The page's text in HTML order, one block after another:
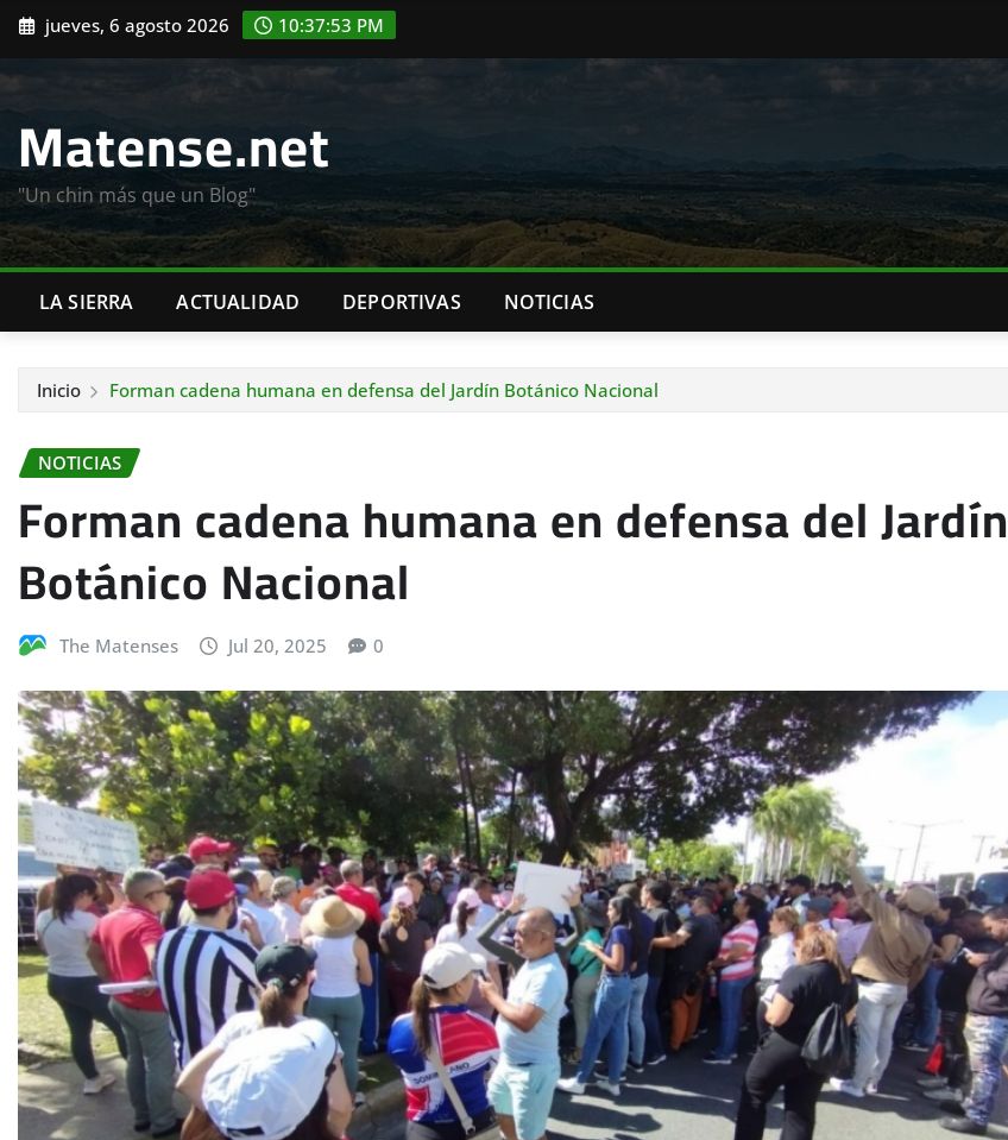
Saltar
contenido
jueves, 6 agosto 2026 10:37:55 PM
Matense.net
"Un chin más que un Blog"
LA SIERRA ACTUALIDAD DEPORTIVAS NOTICIAS
Inicio Forman cadena humana en defensa del Jardín Botánico Nacional
NOTICIAS
Forman cadena humana en defensa del Jardín
Botánico Nacional
The Matenses Jul 20, 2025 0